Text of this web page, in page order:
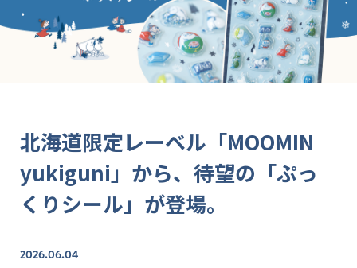
北海道限定レーベル「MOOMIN
yukiguni」から、待望の「ぷっ
くりシール」が登場。
2026.06.04